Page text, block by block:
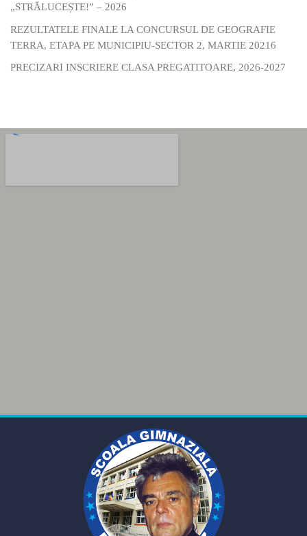
„STRĂLUCEȘTE!” – 2026
REZULTATELE FINALE LA CONCURSUL DE GEOGRAFIE
TERRA, ETAPA PE MUNICIPIU-SECTOR 2, MARTIE 20216
PRECIZARI INSCRIERE CLASA PREGATITOARE, 2026-2027